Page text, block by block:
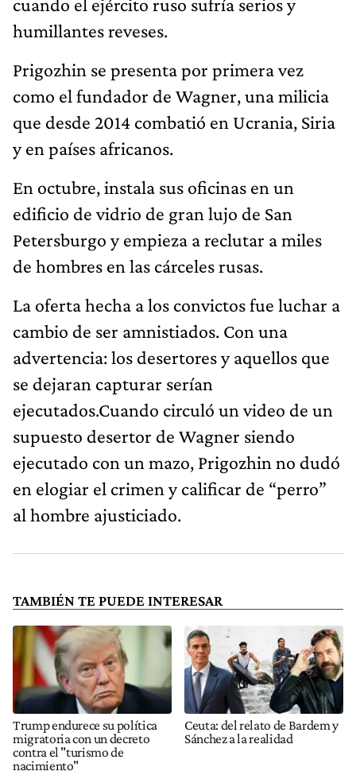
humillantes reveses.
Prigozhin se presenta por primera vez
como el fundador de Wagner, una milicia
que desde 2014 combatió en Ucrania, Siria
y en países africanos.
En octubre, instala sus oficinas en un
edificio de vidrio de gran lujo de San
Petersburgo y empieza a reclutar a miles
de hombres en las cárceles rusas.
La oferta hecha a los convictos fue luchar a
cambio de ser amnistiados. Con una
advertencia: los desertores y aquellos que
se dejaran capturar serían
ejecutados.Cuando circuló un video de un
supuesto desertor de Wagner siendo
ejecutado con un mazo, Prigozhin no dudó
en elogiar el crimen y calificar de “perro”
al hombre ajusticiado.
TAMBIÉN TE PUEDE INTERESAR
Trump endurece su política
migratoria con un decreto
contra el "turismo de
nacimiento"
Ceuta: del relato de Bardem y
Sánchez a la realidad